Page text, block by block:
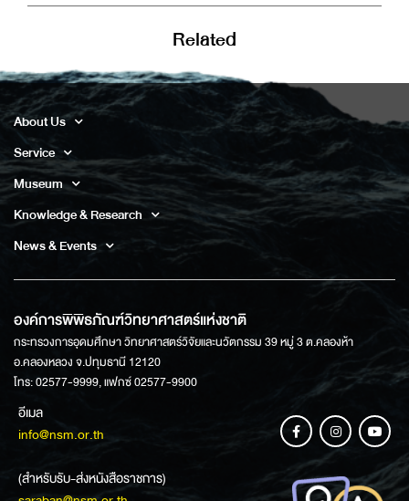
Related
About Us
Service
Museum
Knowledge & Research
News & Events
องค์การพิพิธภัณฑ์วิทยาศาสตร์แห่งชาติ
กระทรวงการอุดมศึกษา วิทยาศาสตร์วิจัยและนวัตกรรม 39 หมู่ 3 ต.คลองห้า
อ.คลองหลวง จ.ปทุมธานี 12120
โทร: 02577-9999, แฟกซ์ 02577-9900
อีเมล
info@nsm.or.th
(สำหรับรับ-ส่งหนังสือราชการ)